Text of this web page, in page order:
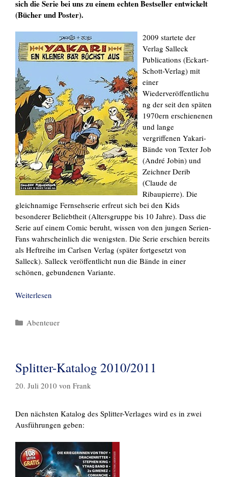
sich die Serie bei uns zu einem echten Bestseller entwickelt
(Bücher und Poster).
2009 startete der
Verlag Salleck
Publications (Eckart-
Schott-Verlag) mit
einer
Wiederveröffentlichu
ng der seit den späten
1970ern erschienenen
und lange
vergriffenen Yakari-
Bände von Texter Job
(André Jobin) und
Zeichner Derib
(Claude de
Ribaupierre). Die
gleichnamige Fernsehserie erfreut sich bei den Kids
besonderer Beliebtheit (Altersgruppe bis 10 Jahre). Dass die
Serie auf einem Comic beruht, wissen von den jungen Serien-
Fans wahrscheinlich die wenigsten. Die Serie erschien bereits
als Heftreihe im Carlsen Verlag (später fortgesetzt von
Salleck). Salleck veröffentlicht nun die Bände in einer
schönen, gebundenen Variante.
Weiterlesen
Kategorien
Abenteuer
Splitter-Katalog 2010/2011
20. Juli 2010 von Frank
Den nächsten Katalog des Splitter-Verlages wird es in zwei
Ausführungen geben: